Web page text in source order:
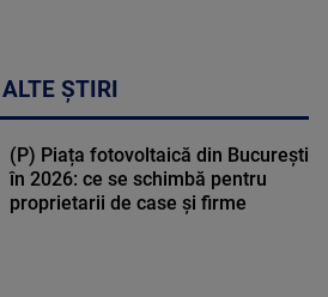
ALTE ȘTIRI
(P) Piața fotovoltaică din București
în 2026: ce se schimbă pentru
proprietarii de case și firme